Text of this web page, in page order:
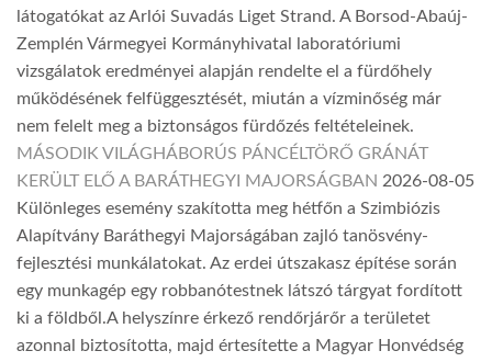
látogatókat az Arlói Suvadás Liget Strand. A Borsod-Abaúj-
Zemplén Vármegyei Kormányhivatal laboratóriumi
vizsgálatok eredményei alapján rendelte el a fürdőhely
működésének felfüggesztését, miután a vízminőség már
nem felelt meg a biztonságos fürdőzés feltételeinek.
MÁSODIK VILÁGHÁBORÚS PÁNCÉLTÖRŐ GRÁNÁT
KERÜLT ELŐ A BARÁTHEGYI MAJORSÁGBAN 2026-08-05
Különleges esemény szakította meg hétfőn a Szimbiózis
Alapítvány Baráthegyi Majorságában zajló tanösvény-
fejlesztési munkálatokat. Az erdei útszakasz építése során
egy munkagép egy robbanótestnek látszó tárgyat fordított
ki a földből.A helyszínre érkező rendőrjárőr a területet
azonnal biztosította, majd értesítette a Magyar Honvédség